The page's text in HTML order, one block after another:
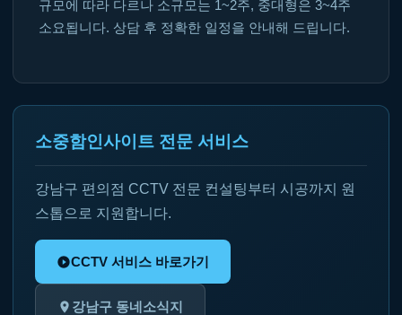
규모에 따라 다르나 소규모는 1~2주, 중대형은 3~4주
소요됩니다. 상담 후 정확한 일정을 안내해 드립니다.
소중함인사이트 전문 서비스
강남구 편의점 CCTV 전문 컨설팅부터 시공까지 원
스톱으로 지원합니다.
CCTV 서비스 바로가기
강남구 동네소식지